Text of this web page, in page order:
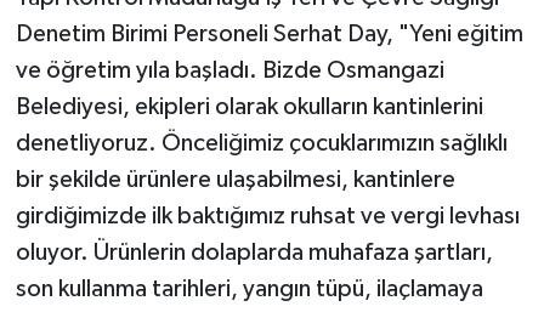
Denetim Birimi Personeli Serhat Day, "Yeni eğitim
ve öğretim yıla başladı. Bizde Osmangazi
Belediyesi, ekipleri olarak okulların kantinlerini
denetliyoruz. Önceliğimiz çocuklarımızın sağlıklı
bir şekilde ürünlere ulaşabilmesi, kantinlere
girdiğimizde ilk baktığımız ruhsat ve vergi levhası
oluyor. Ürünlerin dolaplarda muhafaza şartları,
son kullanma tarihleri, yangın tüpü, ilaçlamaya